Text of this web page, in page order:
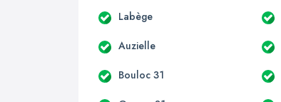
Labège
Auzielle
Bouloc 31